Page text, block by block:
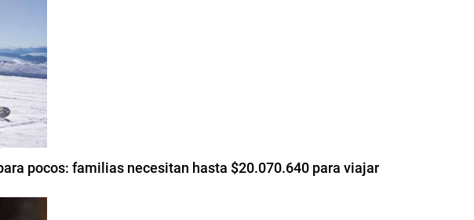
pocos: familias necesitan hasta $20.070.640 para viajar